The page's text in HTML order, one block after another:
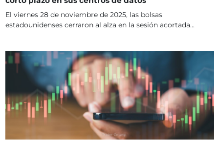
El viernes 28 de noviembre de 2025, las bolsas
estadounidenses cerraron al alza en la sesión acortada...